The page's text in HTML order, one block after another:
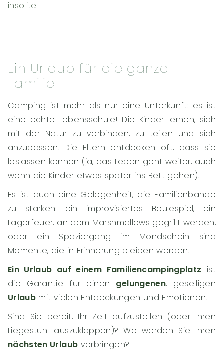
insolite
Ein Urlaub für die ganze
Familie
Camping ist mehr als nur eine Unterkunft: es ist
eine echte Lebensschule! Die Kinder lernen, sich
mit der Natur zu verbinden, zu teilen und sich
anzupassen. Die Eltern entdecken oft, dass sie
loslassen können (ja, das Leben geht weiter, auch
wenn die Kinder etwas später ins Bett gehen).
Es ist auch eine Gelegenheit, die Familienbande
zu stärken: ein improvisiertes Boulespiel, ein
Lagerfeuer, an dem Marshmallows gegrillt werden,
oder ein Spaziergang im Mondschein sind
Momente, die in Erinnerung bleiben werden.
Ein Urlaub auf einem Familiencampingplatz ist
die Garantie für einen gelungenen, geselligen
Urlaub mit vielen Entdeckungen und Emotionen.
Sind Sie bereit, Ihr Zelt aufzustellen (oder Ihren
Liegestuhl auszuklappen)? Wo werden Sie Ihren
nächsten Urlaub verbringen?